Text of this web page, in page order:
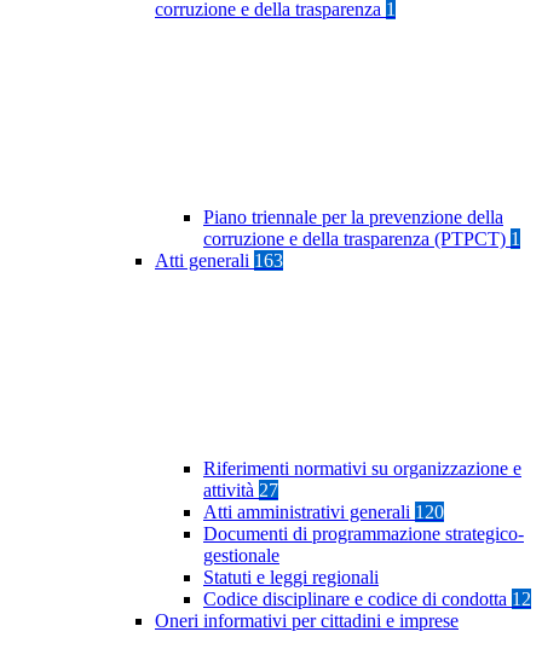
corruzione e della trasparenza 1
Piano triennale per la prevenzione della
corruzione e della trasparenza (PTPCT) 1
Atti generali 163
Riferimenti normativi su organizzazione e
attività 27
Atti amministrativi generali 120
Documenti di programmazione strategico-
gestionale
Statuti e leggi regionali
Codice disciplinare e codice di condotta 12
Oneri informativi per cittadini e imprese